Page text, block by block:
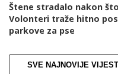
Štene stradalo nakon
Volonteri traže hitno
parkove za pse
SVE NAJNOVIJE VIJESTI